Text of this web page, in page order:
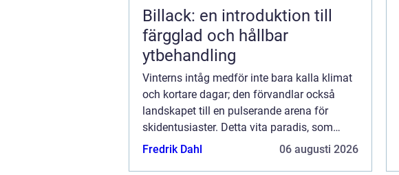
Billack: en introduktion till
färgglad och hållbar
ytbehandling
Vinterns intåg medför inte bara kalla klimat
och kortare dagar; den förvandlar också
landskapet till en pulserande arena för
skidentusiaster. Detta vita paradis, som
uppskattas av åkare i alla åldrar, är i ...
Fredrik Dahl 06 augusti 2026